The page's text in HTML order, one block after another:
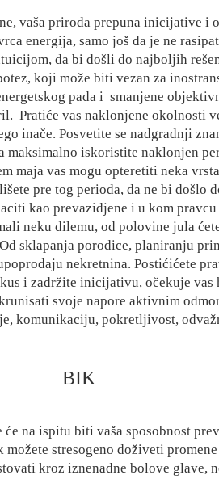
vaša priroda prepuna inicijative i
energija, samo još da je ne
da bi došli do najboljih
koji može biti vezan za
pada i smanjene
Pratiće vas naklonjene okolnosti
inače. Posvetite se nadgradnji
maksimalno iskoristite naklonjen
maja vas mogu opteretiti neka
pre tog perioda, da ne bi došlo
kao prevazidjene i u kom
neku dilemu, od polovine jula
sklapanja porodice, planiranju
nekretnina. Postićićete
i zadržite inicijativu, očekuje
svoje napore aktivnim
komunikaciju, pokretljivost,
BIK
će na ispitu biti vaša sposobnost
stresogeno doživeti
kroz iznenadne bolove glave,